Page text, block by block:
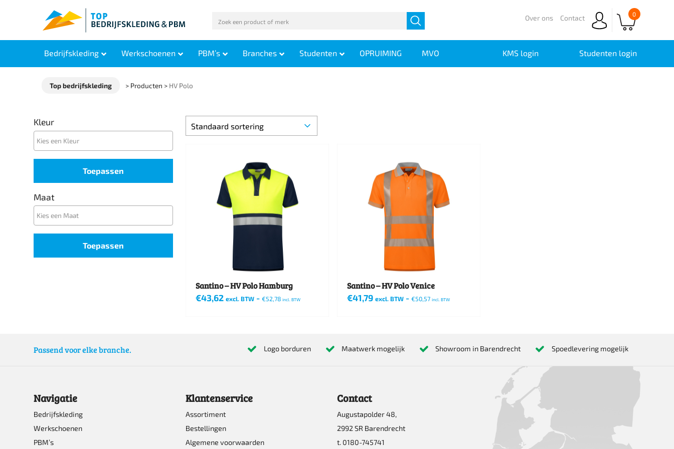
0
Over ons Contact
Bedrijfskleding Werkschoenen PBM’s Branches Studenten OPRUIMING MVO KMS login Studenten login
Top bedrijfskleding > Producten > HV Polo
Kleur
Toepassen
Maat
Toepassen
Santino – HV Polo Hamburg
€43,62 excl. BTW- €52,78 incl. BTW
gekozen
Santino – HV Polo Venice
€41,79 excl. BTW- €50,57 incl. BTW
gekozen
Passend voor elke branche. Logo borduren Maatwerk mogelijk Showroom in Barendrecht Spoedlevering mogelijk
Navigatie
Bedrijfskleding
Werkschoenen
PBM’s
Klantenservice
Assortiment
Bestellingen
Algemene voorwaarden
Contact
Augustapolder 48,
2992 SR Barendrecht
t. 0180-745741